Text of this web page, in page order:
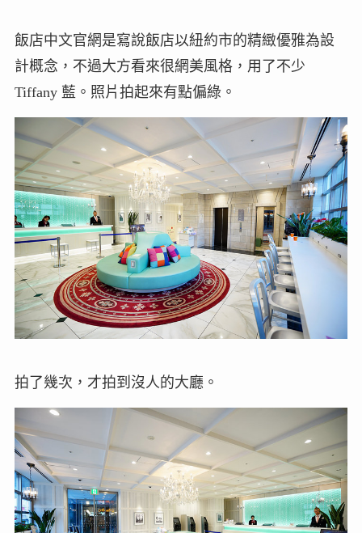
飯店中文官網是寫說飯店以紐約市的精緻優雅為設
計概念，不過大方看來很網美風格，用了不少
Tiffany 藍。照片拍起來有點偏綠。
拍了幾次，才拍到沒人的大廳。